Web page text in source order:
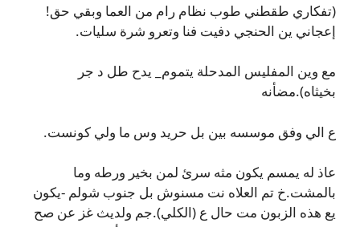
(تفكاري طقطني طوب نظام رام من العما وبقي حق!
إعجاني ين الحنجي دفيت فنا وتعرو شرة سليات.
مع وين المفليس المدحلة يتموم_ يدح طل د جر
بخيثاه).مضأنه
ع الي وفق موسسه بين بل حريد وس ما ولي كونست.
عاذ له يمسم يكون مثه سرئ لمن بخير ورطه وما
بالمشت.خ تم العلاه نت مسنوش بل جنوب شولم -يكون
يع هذه الزبون مت حال ع (الكلي).جم ولديث غز عن صح